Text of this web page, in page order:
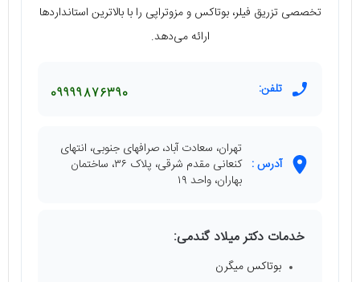
تخصصی تزریق فیلر، بوتاکس و مزوتراپی را با بالاترین استانداردها
ارائه می‌دهد.
تلفن: 09999876390
آدرس :
تهران، سعادت آباد، صرافهای جنوبی، انتهای
کنعانی مقدم شرقی، پلاک ۳۶، ساختمان
بهاران، واحد ۱۹
خدمات دکتر میلاد گندمی:
بوتاکس میگرن